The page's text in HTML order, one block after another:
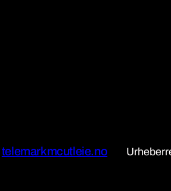
telemarkmcutleie.no